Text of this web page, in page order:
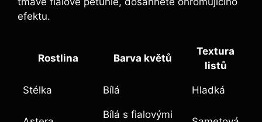
efektu.
Rostlina Barva květů
Textura
listů
Stélka Bílá Hladká
Bílá ‍s fialovými